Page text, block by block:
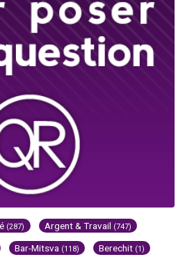
(287) Argent & Travail (747)
Bar-Mitsva (118) Berechit (1)